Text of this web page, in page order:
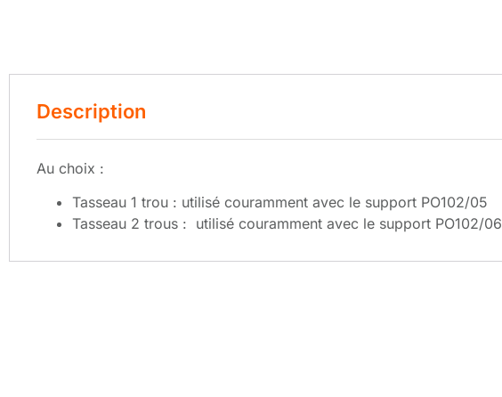
Description
Au choix :
Tasseau 1 trou : utilisé couramment avec le support PO102/05
Tasseau 2 trous : utilisé couramment avec le support PO102/06